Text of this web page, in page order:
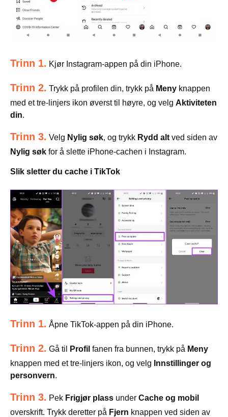
Trinn 1. Kjør Instagram-appen på din iPhone.
Trinn 2. Trykk på profilen din, trykk på Meny knappen
med et tre-linjers ikon øverst til høyre, og velg Aktiviteten
din.
Trinn 3. Velg Nylig søk, og trykk Rydd alt ved siden av
Nylig søk for å slette iPhone-cachen i Instagram.
Slik sletter du cache i TikTok
Trinn 1. Åpne TikTok-appen på din iPhone.
Trinn 2. Gå til Profil fanen fra bunnen, trykk på Meny
knappen med et tre-linjers ikon, og velg Innstillinger og
personvern.
Trinn 3. Pek Frigjør plass under Cache og mobil
overskrift. Trykk deretter på Fjern knappen ved siden av